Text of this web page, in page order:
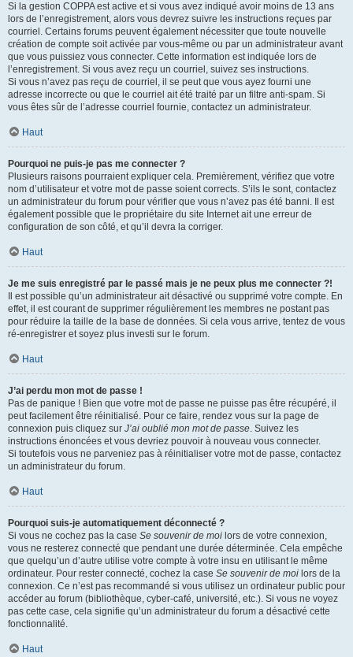
Si la gestion COPPA est active et si vous avez indiqué avoir moins de 13 ans
lors de l’enregistrement, alors vous devrez suivre les instructions reçues par
courriel. Certains forums peuvent également nécessiter que toute nouvelle
création de compte soit activée par vous-même ou par un administrateur avant
que vous puissiez vous connecter. Cette information est indiquée lors de
l’enregistrement. Si vous avez reçu un courriel, suivez ses instructions.
Si vous n’avez pas reçu de courriel, il se peut que vous ayez fourni une
adresse incorrecte ou que le courriel ait été traité par un filtre anti-spam. Si
vous êtes sûr de l’adresse courriel fournie, contactez un administrateur.
Haut
Pourquoi ne puis-je pas me connecter ?
Plusieurs raisons pourraient expliquer cela. Premièrement, vérifiez que votre
nom d’utilisateur et votre mot de passe soient corrects. S’ils le sont, contactez
un administrateur du forum pour vérifier que vous n’avez pas été banni. Il est
également possible que le propriétaire du site Internet ait une erreur de
configuration de son côté, et qu’il devra la corriger.
Haut
Je me suis enregistré par le passé mais je ne peux plus me connecter ?!
Il est possible qu’un administrateur ait désactivé ou supprimé votre compte. En
effet, il est courant de supprimer régulièrement les membres ne postant pas
pour réduire la taille de la base de données. Si cela vous arrive, tentez de vous
ré-enregistrer et soyez plus investi sur le forum.
Haut
J’ai perdu mon mot de passe !
Pas de panique ! Bien que votre mot de passe ne puisse pas être récupéré, il
peut facilement être réinitialisé. Pour ce faire, rendez vous sur la page de
connexion puis cliquez sur J’ai oublié mon mot de passe. Suivez les
instructions énoncées et vous devriez pouvoir à nouveau vous connecter.
Si toutefois vous ne parveniez pas à réinitialiser votre mot de passe, contactez
un administrateur du forum.
Haut
Pourquoi suis-je automatiquement déconnecté ?
Si vous ne cochez pas la case Se souvenir de moi lors de votre connexion,
vous ne resterez connecté que pendant une durée déterminée. Cela empêche
que quelqu’un d’autre utilise votre compte à votre insu en utilisant le même
ordinateur. Pour rester connecté, cochez la case Se souvenir de moi lors de la
connexion. Ce n’est pas recommandé si vous utilisez un ordinateur public pour
accéder au forum (bibliothèque, cyber-café, université, etc.). Si vous ne voyez
pas cette case, cela signifie qu’un administrateur du forum a désactivé cette
fonctionnalité.
Haut